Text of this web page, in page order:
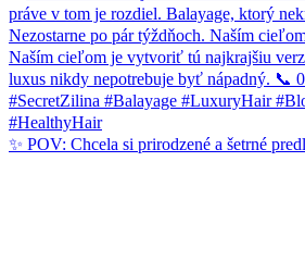
✨ POV: Chcela si prirodzené a šetrné